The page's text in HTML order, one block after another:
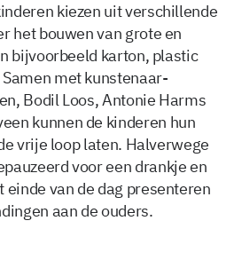
kiezen uit verschillende
het bouwen van grote en
bijvoorbeeld karton, plastic
met kunstenaar-
Bodil Loos, Antonie Harms
kunnen de kinderen hun
vrije loop laten. Halverwege
voor een drankje en
einde van de dag presenteren
aan de ouders.